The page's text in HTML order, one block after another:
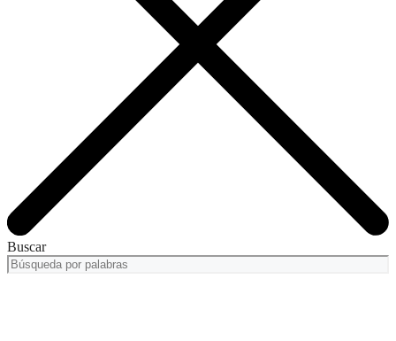
Buscar